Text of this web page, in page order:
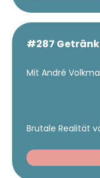
#287
Mit André
Brutale Realität